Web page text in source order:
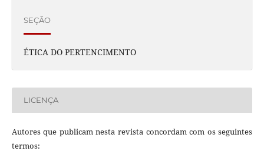
SEÇÃO
ÉTICA DO PERTENCIMENTO
LICENÇA
Autores que publicam nesta revista concordam com os seguintes
termos: